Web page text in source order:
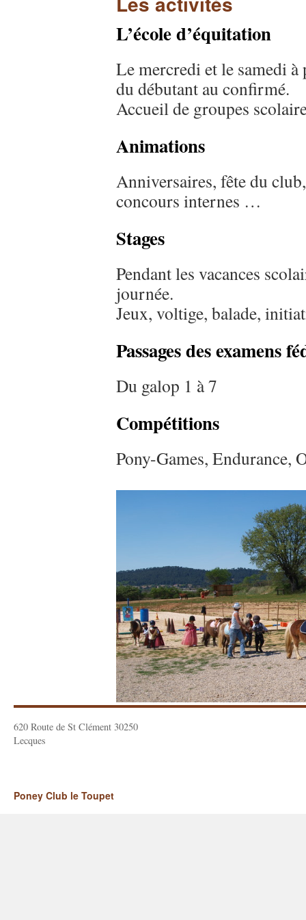
L’école d’équitation
Le mercredi et le samedi à
du débutant au confirmé.
Accueil de groupes
Animations
Anniversaires, fête du
concours internes …
Stages
Pendant les vacances
journée.
Jeux, voltige, balade,
Passages des examens
Du galop 1 à 7
Compétitions
Pony-Games, Endurance,
620 Route de St Clément 30250
Lecques
Poney Club le Toupet